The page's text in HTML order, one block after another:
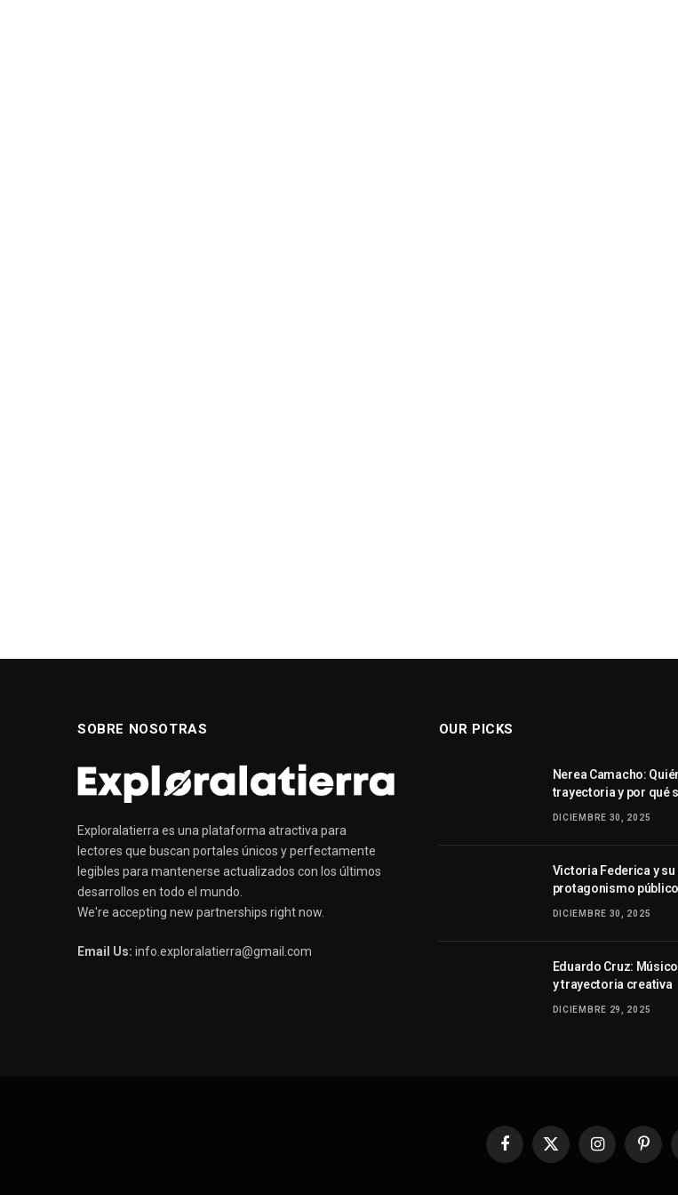
SOBRE NOSOTRAS
Exploralatierra es una plataforma atractiva para
lectores que buscan portales únicos y perfectamente
legibles para mantenerse actualizados con los últimos
desarrollos en todo el mundo.
We're accepting new partnerships right now.
Email Us: info.exploralatierra@gmail.com
OUR PICKS
Nerea Camacho:
trayectoria y por qué
DICIEMBRE 30, 2025
Victoria Federica y
protagonismo público
DICIEMBRE 30, 2025
Eduardo Cruz:
y trayectoria creativa
DICIEMBRE 29, 2025
Facebook
X
Instagram